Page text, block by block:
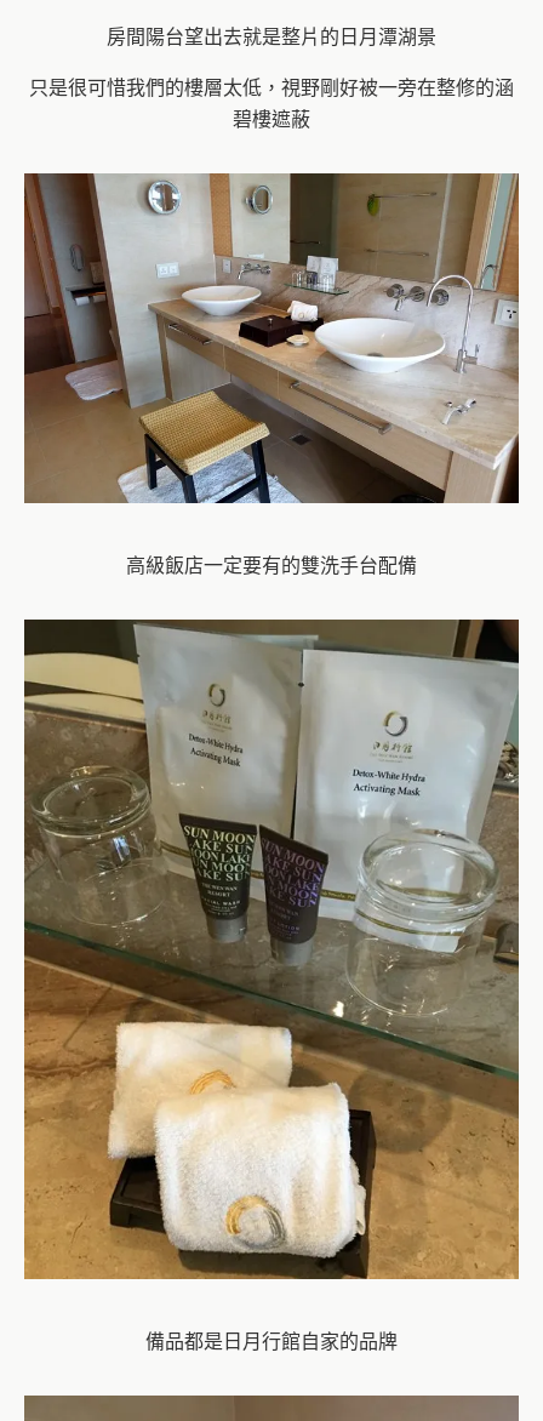
房間陽台望出去就是整片的日月潭湖景
只是很可惜我們的樓層太低，視野剛好被一旁在整修的涵
碧樓遮蔽
高級飯店一定要有的雙洗手台配備
備品都是日月行館自家的品牌